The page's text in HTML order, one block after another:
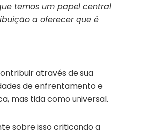
temos um papel central
a oferecer que é
através de sua
de enfrentamento e
mas tida como universal.
sobre isso criticando a